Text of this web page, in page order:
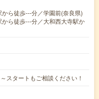
ら徒歩---分／学園前(奈良県)
ら徒歩---分／大和西大寺駅か
タートもご相談ください！